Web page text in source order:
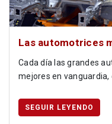
Las automotrices
Cada día las grandes
mejores en vanguardia,
SEGUIR LEYENDO